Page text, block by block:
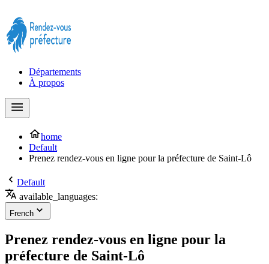
Départements
À propos
home
Default
Prenez rendez-vous en ligne pour la préfecture de Saint-Lô
Default
available_languages:
French
Prenez rendez-vous en ligne pour la
préfecture de Saint-Lô